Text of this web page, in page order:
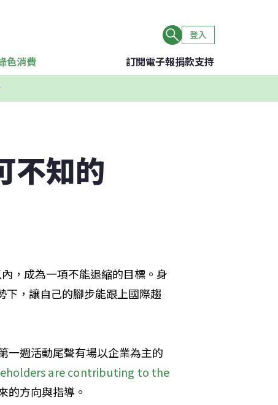
登入
色消費 訂閱電子報捐款支持
不知的
，成為一項不能退縮的目標。身
，讓自己的腳步能跟上國際趨
一週活動尾聲有場以企業為主的
are contributing to the
的方向與指導。